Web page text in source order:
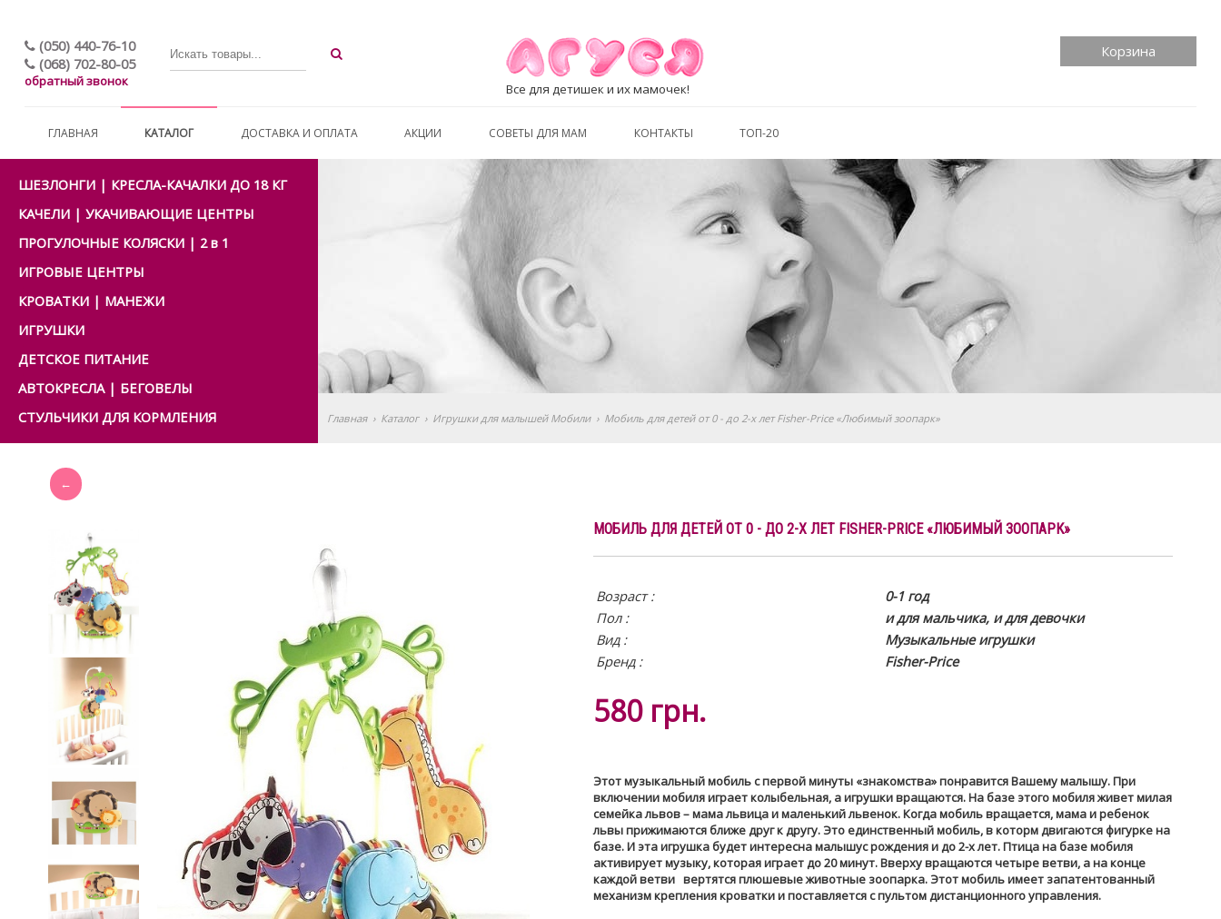
(050) 440-76-10
(068) 702-80-05
обратный звонок Все для детишек и их мамочек!
Корзина
ГЛАВНАЯ КАТАЛОГ ДОСТАВКА И ОПЛАТА АКЦИИ СОВЕТЫ ДЛЯ МАМ КОНТАКТЫ ТОП-20
ШЕЗЛОНГИ | КРЕСЛА-КАЧАЛКИ ДО 18 КГ
КАЧЕЛИ | УКАЧИВАЮЩИЕ ЦЕНТРЫ
ПРОГУЛОЧНЫЕ КОЛЯСКИ | 2 в 1
ИГРОВЫЕ ЦЕНТРЫ
КРОВАТКИ | МАНЕЖИ
ИГРУШКИ
ДЕТСКОЕ ПИТАНИЕ
АВТОКРЕСЛА | БЕГОВЕЛЫ
СТУЛЬЧИКИ ДЛЯ КОРМЛЕНИЯ
Главная › Каталог › Игрушки для малышей Мобили › Мобиль для детей от 0 - до 2-х лет Fisher-Price «Любимый зоопарк»
МОБИЛЬ ДЛЯ ДЕТЕЙ ОТ 0 - ДО 2-Х ЛЕТ FISHER-PRICE «ЛЮБИМЫЙ ЗООПАРК»
Возраст :
0-1 год
Пол :
и для мальчика, и для девочки
Вид :
Музыкальные игрушки
Бренд :
Fisher-Price
580 грн.
Этот музыкальный мобиль с первой минуты «знакомства» понравится Вашему малышу. При
включении мобиля играет колыбельная, а игрушки вращаются. На базе этого мобиля живет милая
семейка львов – мама львица и маленький львенок. Когда мобиль вращается, мама и ребенок
львы прижимаются ближе друг к другу. Это единственный мобиль, в которм двигаются фигурке на
базе. И эта игрушка будет интересна малышус рождения и до 2-х лет. Птица на базе мобиля
активирует музыку, которая играет до 20 минут. Вверху вращаются четыре ветви, а на конце
каждой ветви вертятся плюшевые животные зоопарка. Этот мобиль имеет запатентованный
механизм крепления кроватки и поставляется с пультом дистанционного управления.